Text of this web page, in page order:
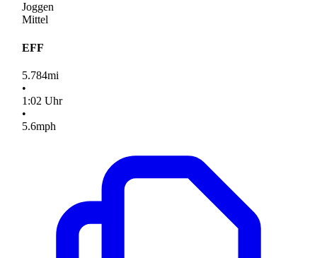
Joggen
Mittel
EFF
5.784mi
•
1 :02 Uhr
•
5.6mph